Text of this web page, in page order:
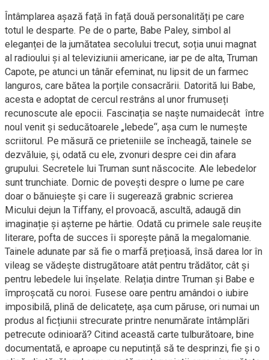
Întâmplarea așază față în față două personalități pe care
totul le desparte. Pe de o parte, Babe Paley, simbol al
eleganței de la jumătatea secolului trecut, soția unui magnat
al radioului și al televiziunii americane, iar pe de alta, Truman
Capote, pe atunci un tânăr efeminat, nu lipsit de un farmec
languros, care bătea la porțile consacrării. Datorită lui Babe,
acesta e adoptat de cercul restrâns al unor frumuseți
recunoscute ale epocii. Fascinația se naște numaidecât între
noul venit și seducătoarele „lebede“, așa cum le numește
scriitorul. Pe măsură ce prieteniile se încheagă, tainele se
dezvăluie, și, odată cu ele, zvonuri despre cei din afara
grupului. Secretele lui Truman sunt născocite. Ale lebedelor
sunt trunchiate. Dornic de povești despre o lume pe care
doar o bănuiește și care îi sugerează grabnic scrierea
Micului dejun la Tiffany, el provoacă, ascultă, adaugă din
imaginație și așterne pe hârtie. Odată cu primele sale reușite
literare, pofta de succes îi sporește până la megalomanie.
Tainele adunate par să fie o marfă prețioasă, însă darea lor în
vileag se vădește distrugătoare atât pentru trădător, cât și
pentru lebedele lui înșelate. Relația dintre Truman și Babe e
împroșcată cu noroi. Fusese oare pentru amândoi o iubire
imposibilă, plină de delicatețe, așa cum păruse, ori numai un
produs al ficțiunii strecurate printre nenumărate întâmplări
petrecute odinioară? Citind această carte tulburătoare, bine
documentată, e aproape cu neputință să te desprinzi, fie și o